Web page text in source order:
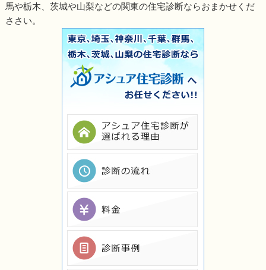
馬や栃木、茨城や山梨などの関東の住宅診断ならおまかせくだ
ささい。